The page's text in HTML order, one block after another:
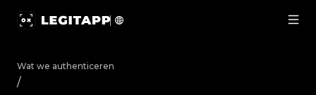
Wat we authenticeren
/